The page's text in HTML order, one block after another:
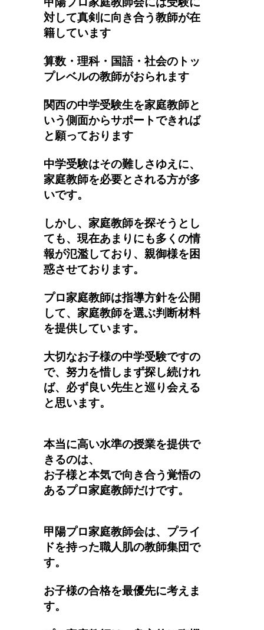
対して真剣に向き合う教師が在
籍しています
算数・理科・国語・社会のトッ
プレベルの教師がおられます
関西の中学受験生を家庭教師と
いう側面からサポートできれば
と願っております
中学受験はその難しさゆえに、
家庭教師を必要とされる方が多
いです。
しかし、家庭教師を探そうとし
ても、現在あまりにも多くの情
報が氾濫しており、親御様を困
惑させております。
プロ家庭教師は指導方針を公開
して、家庭教師を選ぶ判断材料
を提供しています。
大切なお子様の中学受験ですの
で、努力を惜しまず探し続けれ
ば、必ず良い先生と巡り会える
と思います。
本当に高い水準の授業を提供で
きるのは、
お子様と本気で向き合う覚悟の
あるプロ家庭教師だけです。
甲陽プロ家庭教師会は、プライ
ドを持った職人肌の教師集団で
す。
お子様の合格を最優先に考えま
す。